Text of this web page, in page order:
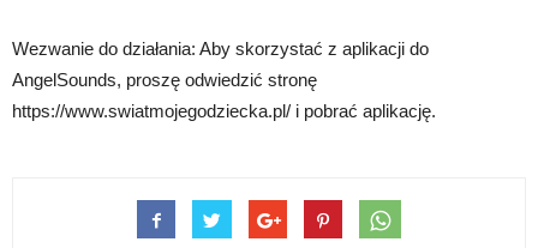
Wezwanie do działania: Aby skorzystać z aplikacji do
AngelSounds, proszę odwiedzić stronę
https://www.swiatmojegodziecka.pl/ i pobrać aplikację.